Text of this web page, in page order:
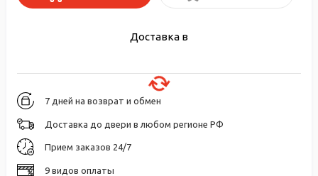
Доставка в
7 дней на возврат и обмен
Доставка до двери в любом регионе РФ
Прием заказов 24/7
9 видов оплаты